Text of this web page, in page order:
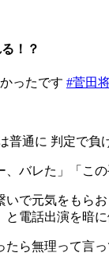
！？
ったです #菅田
通に 判定で
バレた」「こ
で元気をも
電話出演を暗に
ら無理って言